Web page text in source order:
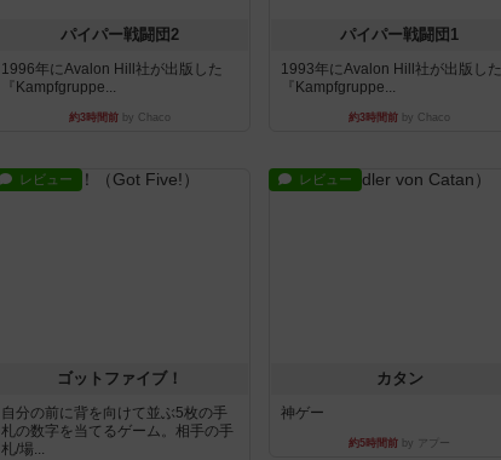
パイパー戦闘団2
1996年にAvalon Hill社が出版した
『Kampfgruppe...
約3時間前 by Chaco
パイパー戦闘団1
1993年にAvalon Hill社が出版した
『Kampfgruppe...
約3時間前 by Chaco
レビュー
ゴットファイブ！
自分の前に背を向けて並ぶ5枚の手
札の数字を当てるゲーム。相手の手
札/場...
レビュー
カタン
神ゲー
約5時間前 by アプー